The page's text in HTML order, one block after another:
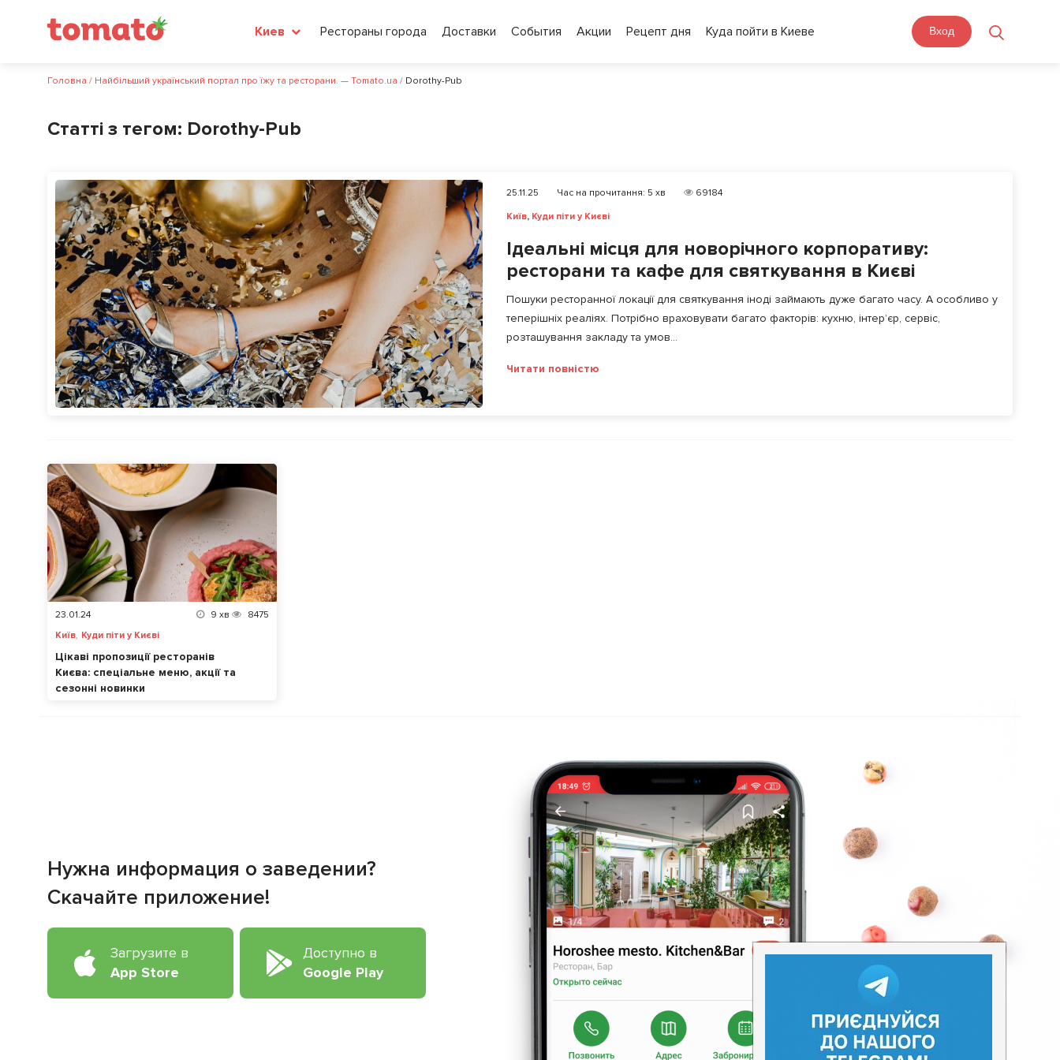
Киев Рестораны города Доставки События Акции Рецепт дня Куда пойти в Киеве Вход
Головна / Найбільший український портал про їжу та ресторани. — Tomato.ua / Dorothy-Pub
Статті з тегом: Dorothy-Pub
25.11.25 Час на прочитання: 5 хв
69184
Київ, Куди піти у Києві
Ідеальні місця для новорічного корпоративу:
ресторани та кафе для святкування в Києві
Пошуки ресторанної локації для святкування іноді займають дуже багато часу. А особливо у
теперішніх реаліях. Потрібно враховувати багато факторів: кухню, інтер’єр, сервіс,
розташування закладу та умов...
Читати повністю
23.01.24 9 хв
8475
Київ, Куди піти у Києві
Цікаві пропозиції ресторанів
Києва: спеціальне меню, акції та
сезонні новинки
Нужна информация о заведении?
Скачайте приложение!
Загрузите в
App Store
Доступно в
Google Play